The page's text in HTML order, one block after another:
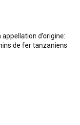
d’origine:
de fer tanzaniens